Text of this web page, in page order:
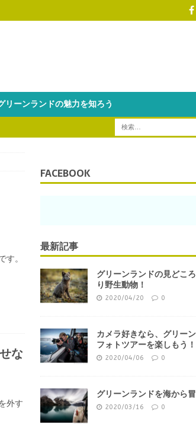
リーンランドの魅力を知ろう
う
す。
な
外す
FACEBOOK
最新記事
グリーンランドの見どこ
り野生動物！
2020/04/20 0
カメラ好きなら、グリー
フォトツアーを楽しもう！
2020/04/06 0
グリーンランドを海から
2020/03/16 0